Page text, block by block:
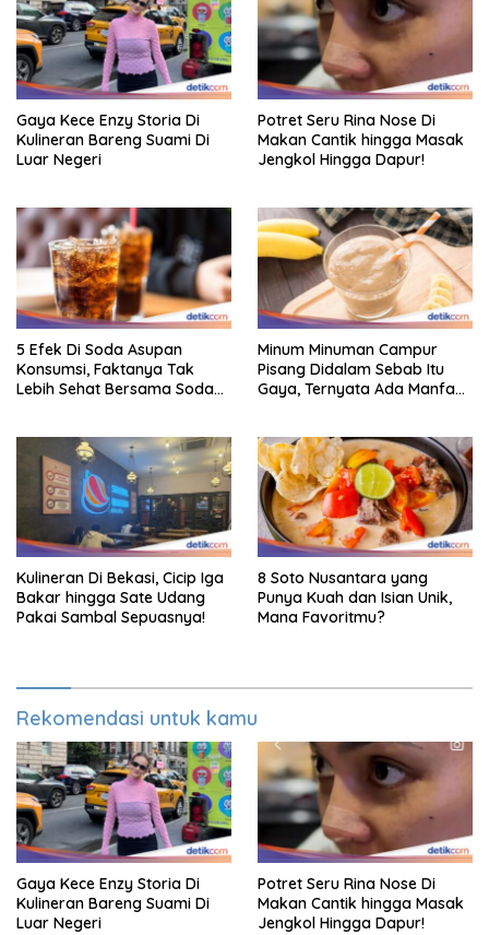
Gaya Kece Enzy Storia Di
Kulineran Bareng Suami Di
Luar Negeri
Potret Seru Rina Nose Di
Makan Cantik hingga Masak
Jengkol Hingga Dapur!
5 Efek Di Soda Asupan
Konsumsi, Faktanya Tak
Lebih Sehat Bersama Soda
Minum Minuman Campur
Pisang Didalam Sebab Itu
Gaya, Ternyata Ada Manfaat
Kulineran Di Bekasi, Cicip Iga
Bakar hingga Sate Udang
Pakai Sambal Sepuasnya!
8 Soto Nusantara yang
Punya Kuah dan Isian Unik,
Mana Favoritmu?
Rekomendasi untuk kamu
Gaya Kece Enzy Storia Di
Kulineran Bareng Suami Di
Luar Negeri
Potret Seru Rina Nose Di
Makan Cantik hingga Masak
Jengkol Hingga Dapur!